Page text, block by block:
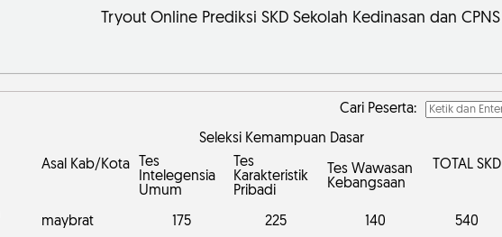
Tryout Online Prediksi SKD Sekolah Kedinasan dan CPNS
Cari Peserta:
Asal Kab/Kota
Seleksi Kemampuan Dasar
TOTAL SKD
Tes
Intelegensia
Umum
Tes
Karakteristik
Pribadi
Tes Wawasan
Kebangsaan
maybrat 175 225 140 540